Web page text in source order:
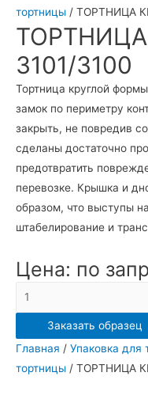
тортницы / ТОРТНИЦА
3101/3100
Тортница круглой
замок по периметру
закрыть, не повредив
сделаны достаточно
предотвратить
перевозке. Крышка и
образом, что выступы
штабелирование и
Цена: по
Количество
ТОРТНИЦА
КРУГЛАЯ
3101/3100
Заказать образец
Главная / Упаковка для
тортницы / ТОРТНИЦА